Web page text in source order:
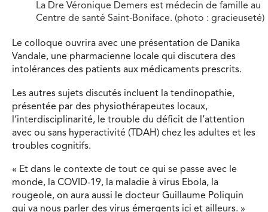
La Dre Véronique Demers est médecin de famille au
Centre de santé Saint-Boniface. (photo : gracieuseté)
Le colloque ouvrira avec une présentation de Danika
Vandale, une pharmacienne locale qui discutera des
intolérances des patients aux médicaments prescrits.
Les autres sujets discutés incluent la tendinopathie,
présentée par des physiothérapeutes locaux,
l’interdisciplinarité, le trouble du déficit de l’attention
avec ou sans hyperactivité (TDAH) chez les adultes et les
troubles cognitifs.
« Et dans le contexte de tout ce qui se passe avec le
monde, la COVID-19, la maladie à virus Ebola, la
rougeole, on aura aussi le docteur Guillaume Poliquin
qui va nous parler des virus émergents ici et ailleurs. »